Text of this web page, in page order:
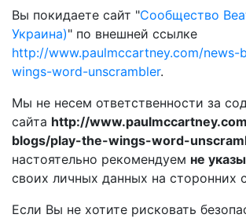
Вы покидаете сайт "Сообщество
Украина)" по внешней ссылке
http://www.paulmccartney.com/
wings-word-unscrambler.
Мы не несем ответственности за
сайта http://
blogs/play-the-wings-word-
настоятельно рекомендуем не
своих личных данных на сторонних
Если Вы не хотите рисковать